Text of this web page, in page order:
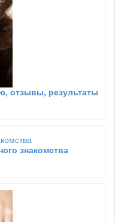
отзывы, результаты
знакомства